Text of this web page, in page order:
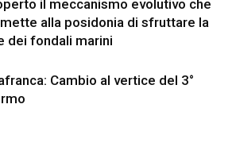
il meccanismo evolutivo che
alla posidonia di sfruttare la
dei fondali marini
Cambio al vertice del 3°